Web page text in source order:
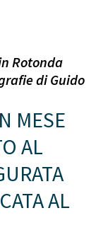
Rotonda
di Guido
MESE
AL
AL